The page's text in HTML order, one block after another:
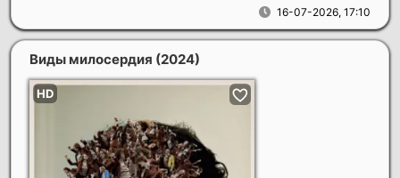
16-07-2026, 17:10
Виды милосердия (2024)